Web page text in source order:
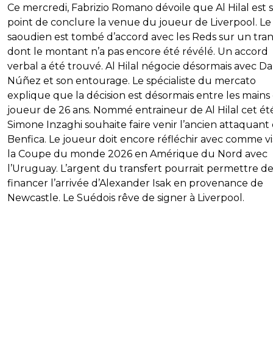
Ce mercredi, Fabrizio Romano dévoile que Al Hilal est
point de conclure la venue du joueur de Liverpool.
saoudien est tombé d’accord avec les Reds sur un
dont le montant n’a pas encore été révélé. Un accord
verbal a été trouvé. Al Hilal négocie désormais avec
Núñez et son entourage. Le spécialiste du mercato
explique que la décision est désormais entre les
joueur de 26 ans. Nommé entraineur de Al Hilal cet
Simone Inzaghi souhaite faire venir l’ancien attaquant
Benfica. Le joueur doit encore réfléchir avec comme
la Coupe du monde 2026 en Amérique du Nord avec
l’Uruguay. L’argent du transfert pourrait permettre de
financer l’arrivée d’Alexander Isak en provenance de
Newcastle. Le Suédois rêve de signer à Liverpool.